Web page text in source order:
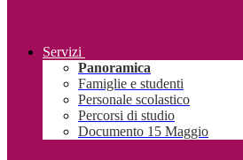
Servizi
Panoramica
Famiglie e studenti
Personale scolastico
Percorsi di studio
Documento 15 Maggio